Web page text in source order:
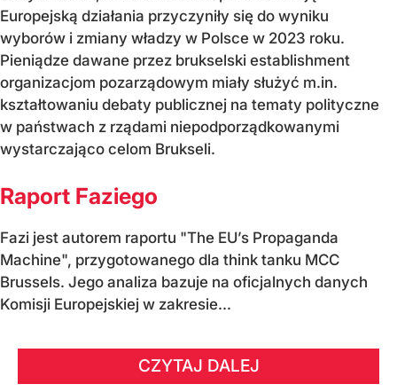
Europejską działania przyczyniły się do wyniku
wyborów i zmiany władzy w Polsce w 2023 roku.
Pieniądze dawane przez brukselski establishment
organizacjom pozarządowym miały służyć m.in.
kształtowaniu debaty publicznej na tematy polityczne
w państwach z rządami niepodporządkowanymi
wystarczająco celom Brukseli.
Raport Faziego
Fazi jest autorem raportu "The EU’s Propaganda
Machine", przygotowanego dla think tanku MCC
Brussels. Jego analiza bazuje na oficjalnych danych
Komisji Europejskiej w zakresie...
CZYTAJ DALEJ